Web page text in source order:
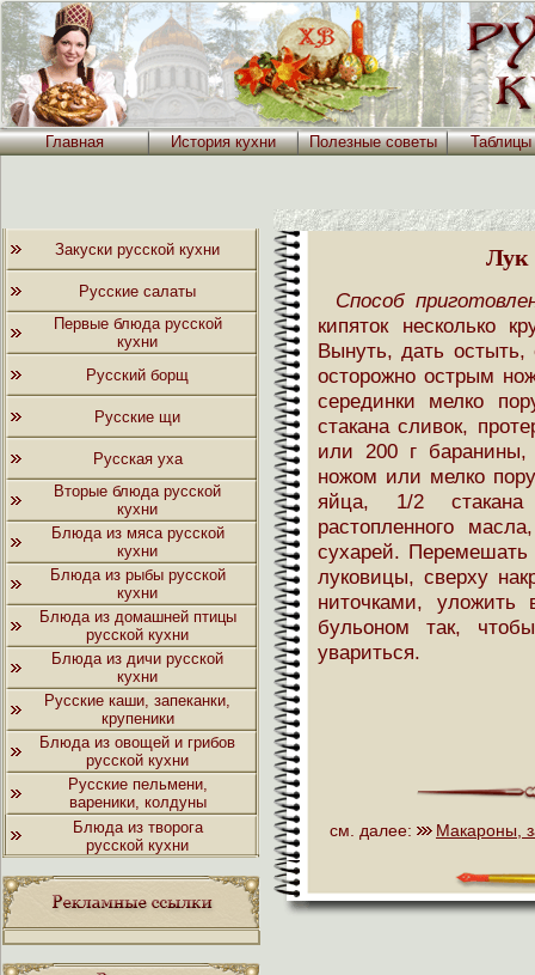
Главная История кухни Полезные советы
Закуски русской кухни
Русские салаты
Первые блюда русской
кухни
Русский борщ
Русские щи
Русская уха
Вторые блюда русской
кухни
Блюда из мяса русской
кухни
Блюда из рыбы русской
кухни
Блюда из домашней птицы
русской кухни
Блюда из дичи русской
кухни
Русские каши, запеканки,
крупеники
Блюда из овощей и грибов
русской кухни
Русские пельмени,
вареники, колдуны
Блюда из творога
русской кухни
Лук
Способ
кипяток несколько
Вынуть, дать остыть,
осторожно острым
серединки мелко
стакана сливок,
или 200 г баранины,
ножом или мелко
яйца, 1/2
растопленного
сухарей.
луковицы, сверху
ниточками,
бульоном так,
увариться.
см. далее: Макароны,